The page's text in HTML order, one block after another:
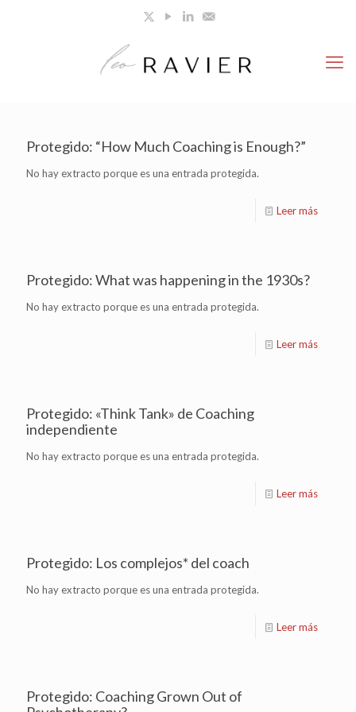
Protegido: “How Much Coaching is Enough?”
No hay extracto porque es una entrada protegida.
Leer más
Protegido: What was happening in the 1930s?
No hay extracto porque es una entrada protegida.
Leer más
Protegido: «Think Tank» de Coaching
independiente
No hay extracto porque es una entrada protegida.
Leer más
Protegido: Los complejos* del coach
No hay extracto porque es una entrada protegida.
Leer más
Protegido: Coaching Grown Out of